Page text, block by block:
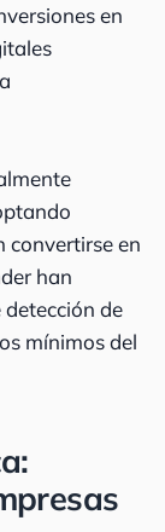
en
convertirse en
han
de
mínimos del